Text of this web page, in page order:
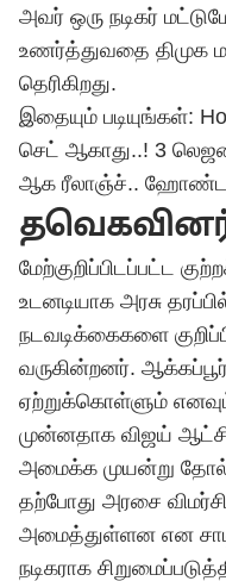
அவர் ஒரு நடிகர்
உணர்த்துவதை திமுக
தெரிகிறது.
இதையும் படியுங்கள்:
செட் ஆகாது..! 3
ஆக ரீலாஞ்ச்.. ஹோண்டா
தவெகவினர்
மேற்குறிப்பிடப்பட்ட
உடனடியாக அரசு
நடவடிக்கைகளை
வருகின்றனர்.
ஏற்றுக்கொள்ளும்
முன்னதாக விஜய்
அமைக்க முயன்று
தற்போது அரசை
அமைத்துள்ளன என
நடிகராக